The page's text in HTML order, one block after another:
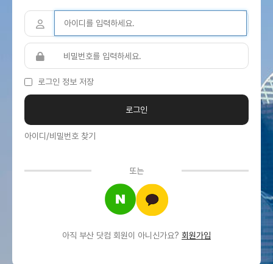
로그인 정보 저장
아이디/비밀번호 찾기
또는
아직 부산 닷컴 회원이 아니신가요? 회원가입